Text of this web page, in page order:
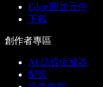
Edge 附加元件
下載
創作者專區
AI 語音生成器
配音